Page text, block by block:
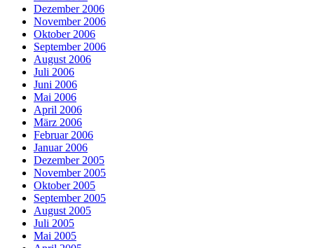
Dezember 2006
November 2006
Oktober 2006
September 2006
August 2006
Juli 2006
Juni 2006
Mai 2006
April 2006
März 2006
Februar 2006
Januar 2006
Dezember 2005
November 2005
Oktober 2005
September 2005
August 2005
Juli 2005
Mai 2005